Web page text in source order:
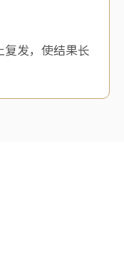
发，使结果长